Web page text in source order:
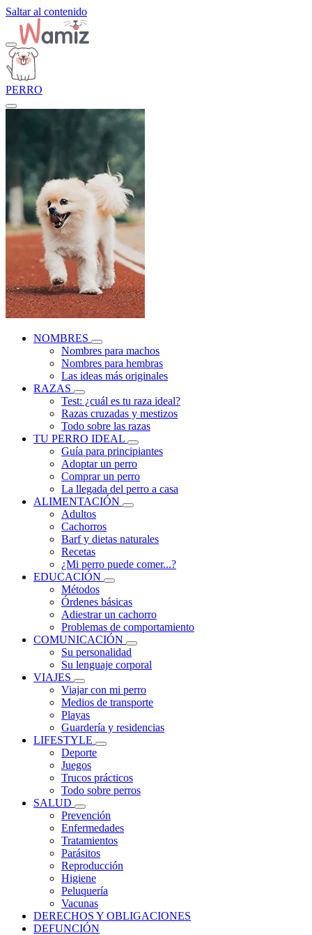
Saltar al contenido
PERRO
NOMBRES
Nombres para machos
Nombres para hembras
Las ideas más originales
RAZAS
Test: ¿cuál es tu raza ideal?
Razas cruzadas y mestizos
Todo sobre las razas
TU PERRO IDEAL
Guía para principiantes
Adoptar un perro
Comprar un perro
La llegada del perro a casa
ALIMENTACIÓN
Adultos
Cachorros
Barf y dietas naturales
Recetas
¿Mi perro puede comer...?
EDUCACIÓN
Métodos
Órdenes básicas
Adiestrar un cachorro
Problemas de comportamiento
COMUNICACIÓN
Su personalidad
Su lenguaje corporal
VIAJES
Viajar con mi perro
Medios de transporte
Playas
Guardería y residencias
LIFESTYLE
Deporte
Juegos
Trucos prácticos
Todo sobre perros
SALUD
Prevención
Enfermedades
Tratamientos
Parásitos
Reproducción
Higiene
Peluquería
Vacunas
DERECHOS Y OBLIGACIONES
DEFUNCIÓN